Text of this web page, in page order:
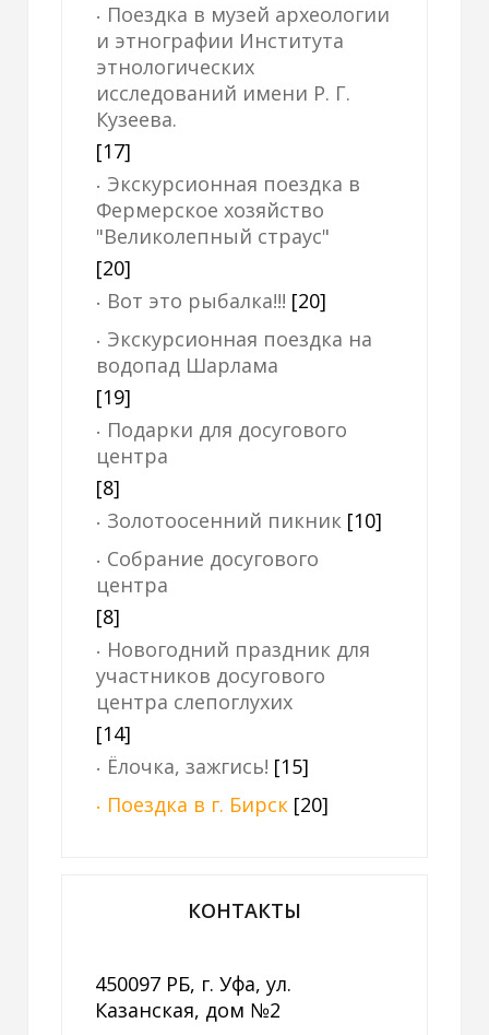
Поездка в музей археологии
и этнографии Института
этнологических
исследований имени Р. Г.
Кузеева.
[17]
Экскурсионная поездка в
Фермерское хозяйство
"Великолепный страус"
[20]
​​​​​​​Вот это рыбалка!!! [20]
Экскурсионная поездка на
водопад Шарлама
[19]
Подарки для досугового
центра
[8]
Золотоосенний пикник [10]
Собрание досугового
центра
[8]
Новогодний праздник для
участников досугового
центра слепоглухих
[14]
Ёлочка, зажгись! [15]
Поездка в г. Бирск [20]
КОНТАКТЫ
450097 РБ, г. Уфа, ул.
Казанская, дом №2